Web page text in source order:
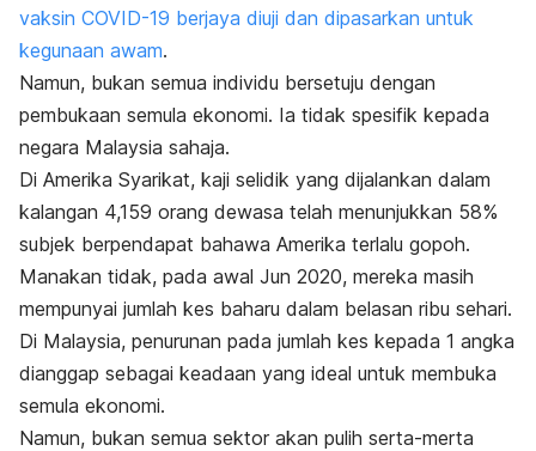
vaksin COVID-19 berjaya diuji dan dipasarkan untuk
kegunaan awam.
Namun, bukan semua individu bersetuju dengan
pembukaan semula ekonomi. Ia tidak spesifik kepada
negara Malaysia sahaja.
Di Amerika Syarikat, kaji selidik yang dijalankan dalam
kalangan 4,159 orang dewasa telah menunjukkan 58%
subjek berpendapat bahawa Amerika terlalu gopoh.
Manakan tidak, pada awal Jun 2020, mereka masih
mempunyai jumlah kes baharu dalam belasan ribu sehari.
Di Malaysia, penurunan pada jumlah kes kepada 1 angka
dianggap sebagai keadaan yang ideal untuk membuka
semula ekonomi.
Namun, bukan semua sektor akan pulih serta-merta